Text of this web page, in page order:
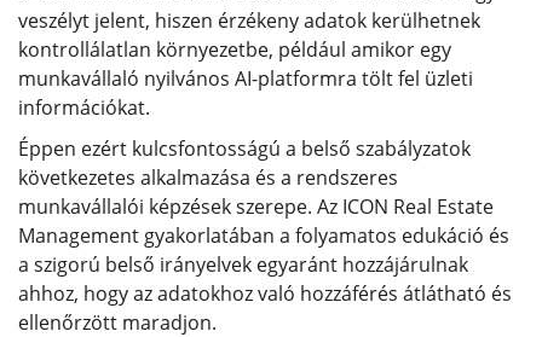
veszélyt jelent, hiszen érzékeny adatok kerülhetnek
kontrollálatlan környezetbe, például amikor egy
munkavállaló nyilvános AI-platformra tölt fel üzleti
információkat.
Éppen ezért kulcsfontosságú a belső szabályzatok
következetes alkalmazása és a rendszeres
munkavállalói képzések szerepe. Az ICON Real Estate
Management gyakorlatában a folyamatos edukáció és
a szigorú belső irányelvek egyaránt hozzájárulnak
ahhoz, hogy az adatokhoz való hozzáférés átlátható és
ellenőrzött maradjon.